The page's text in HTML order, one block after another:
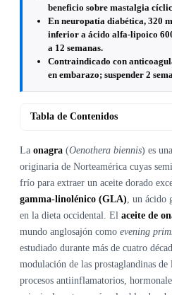
beneficio sobre mastalgia
En neuropatía diabética, 320
inferior a ácido alfa-lipoico
a 12 semanas.
Contraindicado con
en embarazo; suspender 2
Tabla de Contenidos
La onagra (Oenothera biennis) es
originaria de Norteamérica cuyas
frío para extraer un aceite dorado
gamma-linolénico (GLA) , un ácido
en la dieta occidental. El aceite de
mundo anglosajón como evening
estudiado durante más de cuatro
modulación de las prostaglandinas
procesos antiinflamatorios,